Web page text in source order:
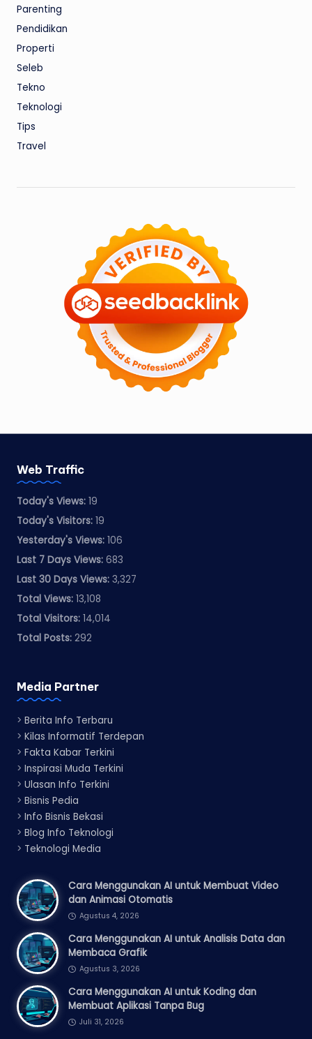
Parenting
Pendidikan
Properti
Seleb
Tekno
Teknologi
Tips
Travel
Web Traffic
Today's Views: 19
Today's Visitors: 19
Yesterday's Views: 106
Last 7 Days Views: 683
Last 30 Days Views: 3,327
Total Views: 13,108
Total Visitors: 14,014
Total Posts: 292
Media Partner
> Berita Info Terbaru
> Kilas Informatif Terdepan
> Fakta Kabar Terkini
> Inspirasi Muda Terkini
> Ulasan Info Terkini
> Bisnis Pedia
> Info Bisnis Bekasi
> Blog Info Teknologi
> Teknologi Media
Cara Menggunakan AI untuk Membuat Video
dan Animasi Otomatis
Agustus 4, 2026
Cara Menggunakan AI untuk Analisis Data dan
Membaca Grafik
Agustus 3, 2026
Cara Menggunakan AI untuk Koding dan
Membuat Aplikasi Tanpa Bug
Juli 31, 2026